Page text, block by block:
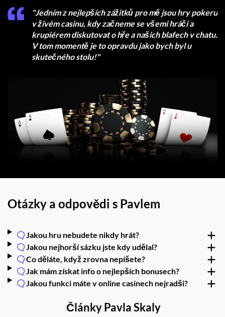
"Jedním z nejlepších zážitků pro mě jsou hry pokeru
v živém casinu, kdy začneme se všemi hráči a
krupiérem diskutovat o hře a našich blafech v chatu.
V tom momentě je to opravdu jako bych byl u
skutečného stolu!"
Otázky a odpovědi s Pavlem
Jakou hru nebudete nikdy hrát?
Jakou nejhorší sázku jste kdy udělal?
Co děláte, když zrovna nepíšete?
Jak mám získat info o nejlepších bonusech?
Jakou funkci máte v online casinech nejradši?
Články Pavla Skaly